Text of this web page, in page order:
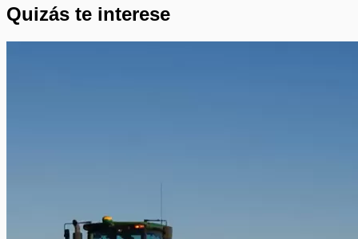
Quizás te interese